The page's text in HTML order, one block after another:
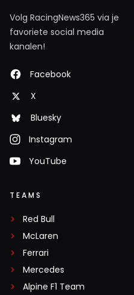
Volg RacingNews365 via je
favoriete social media
kanalen!
Facebook
X
Bluesky
Instagram
YouTube
TEAMS
Red Bull
McLaren
Ferrari
Mercedes
Alpine F1 Team